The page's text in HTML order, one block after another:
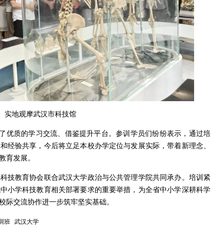
实地观摩武汉市科技馆
优质的学习交流、借鉴提升平台。参训学员们纷纷表示，通过培
经验共享，今后将立足本校办学定位与发展实际，带着新理念、
育发展。
技教育协会联合武汉大学政治与公共管理学院共同承办。培训紧
小学科技教育相关部署要求的重要举措，为全省中小学深耕科学
际交流协作进一步筑牢坚实基础。
班 武汉大学